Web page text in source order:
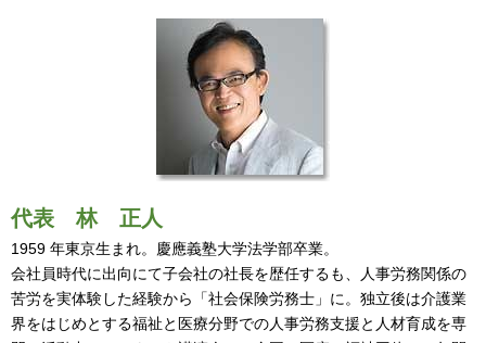
代表 林 正人
1959 年東京生まれ。慶應義塾大学法学部卒業。
会社員時代に出向にて子会社の社長を歴任するも、人事労務関係の
苦労を実体験した経験から「社会保険労務士」に。独立後は介護業
界をはじめとする福祉と医療分野での人事労務支援と人材育成を専